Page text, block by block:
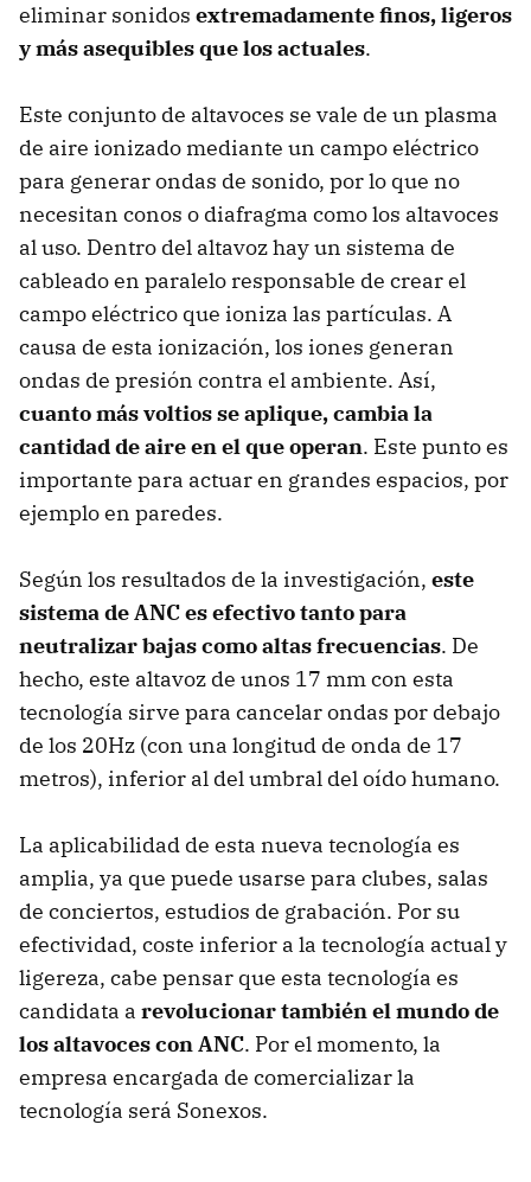
eliminar sonidos extremadamente finos, ligeros
y más asequibles que los actuales.
Este conjunto de altavoces se vale de un plasma
de aire ionizado mediante un campo eléctrico
para generar ondas de sonido, por lo que no
necesitan conos o diafragma como los altavoces
al uso. Dentro del altavoz hay un sistema de
cableado en paralelo responsable de crear el
campo eléctrico que ioniza las partículas. A
causa de esta ionización, los iones generan
ondas de presión contra el ambiente. Así,
cuanto más voltios se aplique, cambia la
cantidad de aire en el que operan. Este punto es
importante para actuar en grandes espacios, por
ejemplo en paredes.
Según los resultados de la investigación, este
sistema de ANC es efectivo tanto para
neutralizar bajas como altas frecuencias. De
hecho, este altavoz de unos 17 mm con esta
tecnología sirve para cancelar ondas por debajo
de los 20Hz (con una longitud de onda de 17
metros), inferior al del umbral del oído humano.
La aplicabilidad de esta nueva tecnología es
amplia, ya que puede usarse para clubes, salas
de conciertos, estudios de grabación. Por su
efectividad, coste inferior a la tecnología actual y
ligereza, cabe pensar que esta tecnología es
candidata a revolucionar también el mundo de
los altavoces con ANC. Por el momento, la
empresa encargada de comercializar la
tecnología será Sonexos.